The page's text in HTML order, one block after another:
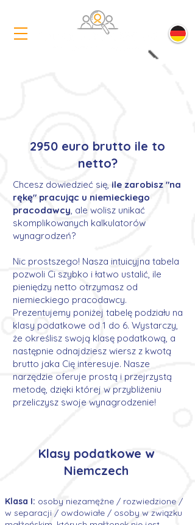
2950 euro brutto ile to
netto?
Chcesz dowiedzieć się, ile zarobisz "na
rękę" pracując u niemieckiego
pracodawcy, ale wolisz unikać
skomplikowanych kalkulatorów
wynagrodzeń?
Nic prostszego! Nasza intuicyjna tabela
pozwoli Ci szybko i łatwo ustalić, ile
pieniędzy netto otrzymasz od
niemieckiego pracodawcy.
Prezentujemy poniżej tabelę podziału na
klasy podatkowe od 1 do 6. Wystarczy,
że określisz swoją klasę podatkową, a
następnie odnajdziesz wiersz z kwotą
brutto jaka Cię interesuje. Nasze
narzędzie oferuje prostą i przejrzystą
metodę, dzięki której w przybliżeniu
przeliczysz swoje wynagrodzenie!
Klasy podatkowe w
Niemczech
Klasa I: osoby niezamężne / rozwiedzione /
w separacji / owdowiałe / osoby w związku